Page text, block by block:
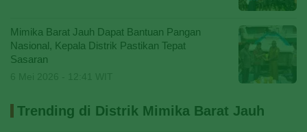
Mimika Barat Jauh Dapat Bantuan Pangan
Nasional, Kepala Distrik Pastikan Tepat
Sasaran
Trending di Distrik Mimika Barat Jauh